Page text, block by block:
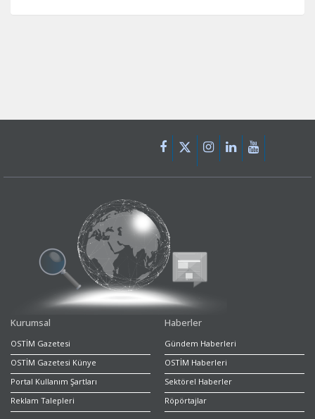
Kurumsal
OSTİM Gazetesi
OSTİM Gazetesi Künye
Portal Kullanım Şartları
Reklam Talepleri
Haberler
Gündem Haberleri
OSTİM Haberleri
Sektörel Haberler
Röpörtajlar